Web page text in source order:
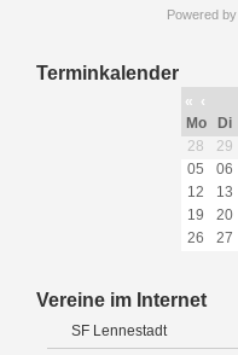
Powered by
Terminkalender
« ‹
Mo
Di
28
29
05
06
12
13
19
20
26
27
Vereine im Internet
SF Lennestadt